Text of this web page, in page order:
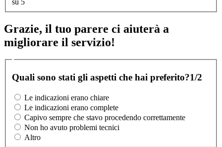
su 5
Grazie, il tuo parere ci aiuterà a
migliorare il servizio!
Quali sono stati gli aspetti che hai preferito?1/2
Le indicazioni erano chiare
Le indicazioni erano complete
Capivo sempre che stavo procedendo correttamente
Non ho avuto problemi tecnici
Altro